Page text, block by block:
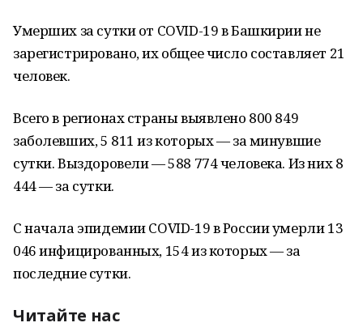
Умерших за сутки от COVID-19 в Башкирии не
зарегистрировано, их общее число составляет 21
человек.
Всего в регионах страны выявлено 800 849
заболевших, 5 811 из которых — за минувшие
сутки. Выздоровели — 588 774 человека. Из них 8
444 — за сутки.
С начала эпидемии COVID-19 в России умерли 13
046 инфицированных, 154 из которых — за
последние сутки.
Читайте нас